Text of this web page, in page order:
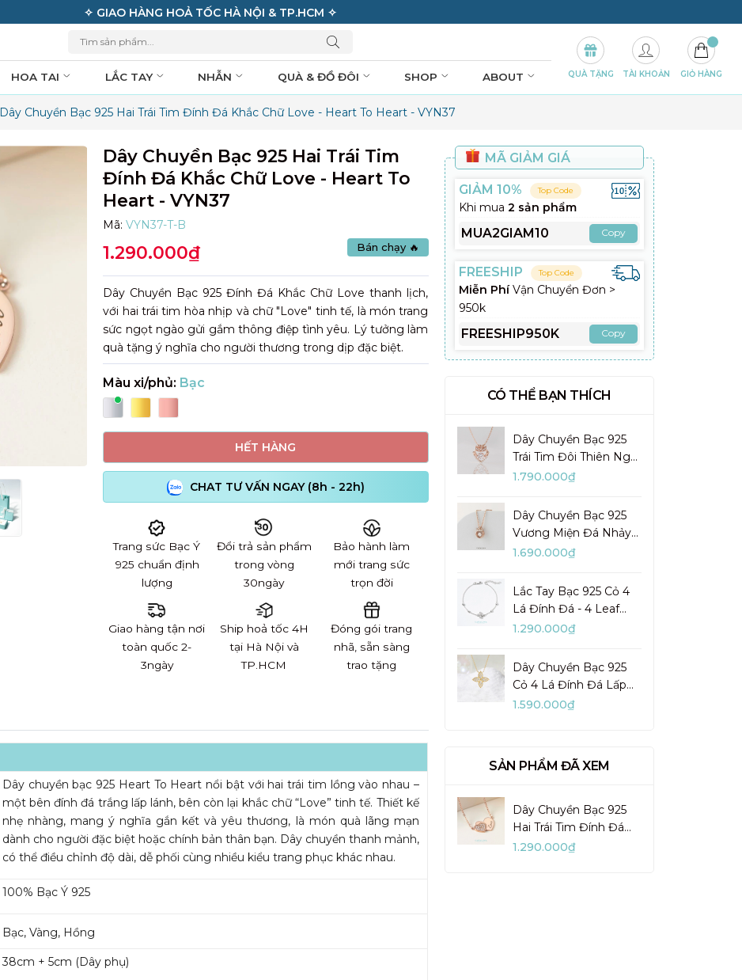
✧ GIAO HÀNG HOẢ TỐC HÀ NỘI & TP.HCM ✧
HOA TAI LẮC TAY NHẪN QUÀ & ĐỒ ĐÔI SHOP ABOUT QUÀ TẶNG TÀI KHOẢN GIỎ HÀNG
Dây Chuyền Bạc 925 Hai Trái Tim Đính Đá Khắc Chữ Love - Heart To Heart - VYN37
Dây Chuyền Bạc 925 Hai Trái Tim
Đính Đá Khắc Chữ Love - Heart To
Heart - VYN37
Mã:VYN37-T-B
Bán chạy 🔥
1.290.000₫
Dây Chuyền Bạc 925 Đính Đá Khắc Chữ Love thanh lịch,
với hai trái tim hòa nhịp và chữ "Love" tinh tế, là món trang
sức ngọt ngào gửi gắm thông điệp tình yêu. Lý tưởng làm
quà tặng ý nghĩa cho người thương trong dịp đặc biệt.
Màu xi/phủ: Bạc
HẾT HÀNG
CHAT TƯ VẤN NGAY (8h - 22h)
Trang sức Bạc Ý
925 chuẩn định
lượng
Đổi trả sản phẩm
trong vòng
30ngày
Bảo hành làm
mới trang sức
trọn đời
Giao hàng tận nơi
toàn quốc 2-
3ngày
Ship hoả tốc 4H
tại Hà Nội và
TP.HCM
Đóng gói trang
nhã, sẵn sàng
trao tặng
Dây chuyền bạc 925 Heart To Heart nổi bật với hai trái tim lồng vào nhau –
một bên đính đá trắng lấp lánh, bên còn lại khắc chữ “Love” tinh tế. Thiết kế
nhẹ nhàng, mang ý nghĩa gắn kết và yêu thương, là món quà lãng mạn
dành cho người đặc biệt hoặc chính bản thân bạn. Dây chuyền thanh mảnh,
có thể điều chỉnh độ dài, dễ phối cùng nhiều kiểu trang phục khác nhau.
100% Bạc Ý 925
Bạc, Vàng, Hồng
38cm + 5cm (Dây phụ)
MÃ GIẢM GIÁ
GIẢM 10% Top Code
Khi mua 2 sản phẩm
MUA2GIAM10 Copy
FREESHIP Top Code
Miễn PhíVận Chuyển Đơn >
950k
FREESHIP950K Copy
CÓ THỂ BẠN THÍCH
Dây Chuyền Bạc 925
Trái Tim Đôi Thiên Nga
Đá Nhảy Pretty Swan -
1.790.000₫
Dây Chuyền Bạc 925
Vương Miện Đá Nhảy
My Queen - VYN13
1.690.000₫
Lắc Tay Bạc 925 Cỏ 4
Lá Đính Đá - 4 Leaf
Clover - VYB27
1.290.000₫
Dây Chuyền Bạc 925
Cỏ 4 Lá Đính Đá Lấp
Lánh Lady Clover -
1.590.000₫
SẢN PHẨM ĐÃ XEM
Dây Chuyền Bạc 925
Hai Trái Tim Đính Đá
Khắc Chữ Love - Heart
1.290.000₫